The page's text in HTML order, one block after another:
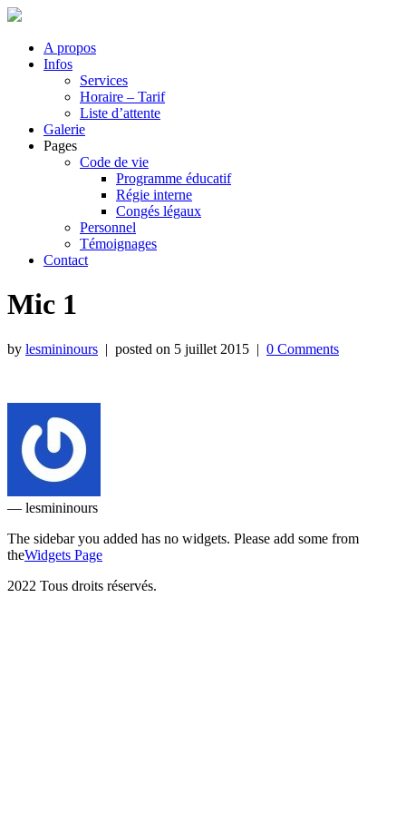
A propos
Infos
Services
Horaire – Tarif
Liste d’attente
Galerie
Pages
Code de vie
Programme éducatif
Régie interne
Congés légaux
Personnel
Témoignages
Contact
Mic 1
by lesmininours | posted on 5 juillet 2015 | 0 Comments
— lesmininours
The sidebar you added has no widgets. Please add some from
theWidgets Page
2022 Tous droits réservés.